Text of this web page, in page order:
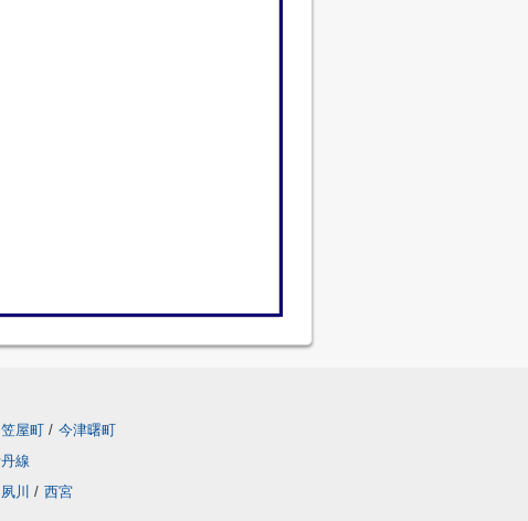
笠屋町 / 今津曙町
線
川 / 西宮